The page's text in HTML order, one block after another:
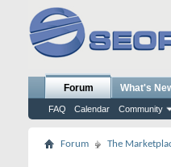
Forum
FAQ Calendar Community
What's
Forum The